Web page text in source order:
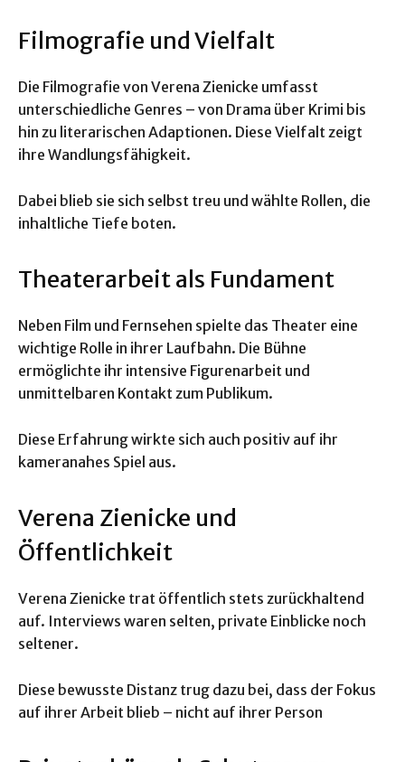
Filmografie und Vielfalt
Die Filmografie von Verena Zienicke umfasst
unterschiedliche Genres – von Drama über Krimi bis
hin zu literarischen Adaptionen. Diese Vielfalt zeigt
ihre Wandlungsfähigkeit.
Dabei blieb sie sich selbst treu und wählte Rollen, die
inhaltliche Tiefe boten.
Theaterarbeit als Fundament
Neben Film und Fernsehen spielte das Theater eine
wichtige Rolle in ihrer Laufbahn. Die Bühne
ermöglichte ihr intensive Figurenarbeit und
unmittelbaren Kontakt zum Publikum.
Diese Erfahrung wirkte sich auch positiv auf ihr
kameranahes Spiel aus.
Verena Zienicke und
Öffentlichkeit
Verena Zienicke trat öffentlich stets zurückhaltend
auf. Interviews waren selten, private Einblicke noch
seltener.
Diese bewusste Distanz trug dazu bei, dass der Fokus
auf ihrer Arbeit blieb – nicht auf ihrer Person